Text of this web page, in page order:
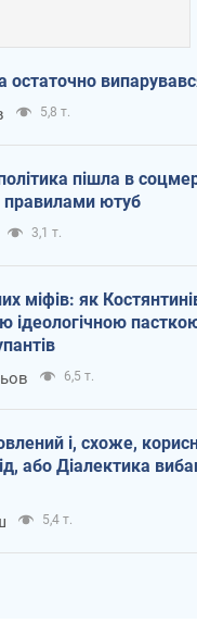
остаточно
5,8 т.
пішла в
правилами ютуб
3,1 т.
міфів: як
ідеологічною
6,5 т.
і, схоже,
або Діалектика
5,4 т.